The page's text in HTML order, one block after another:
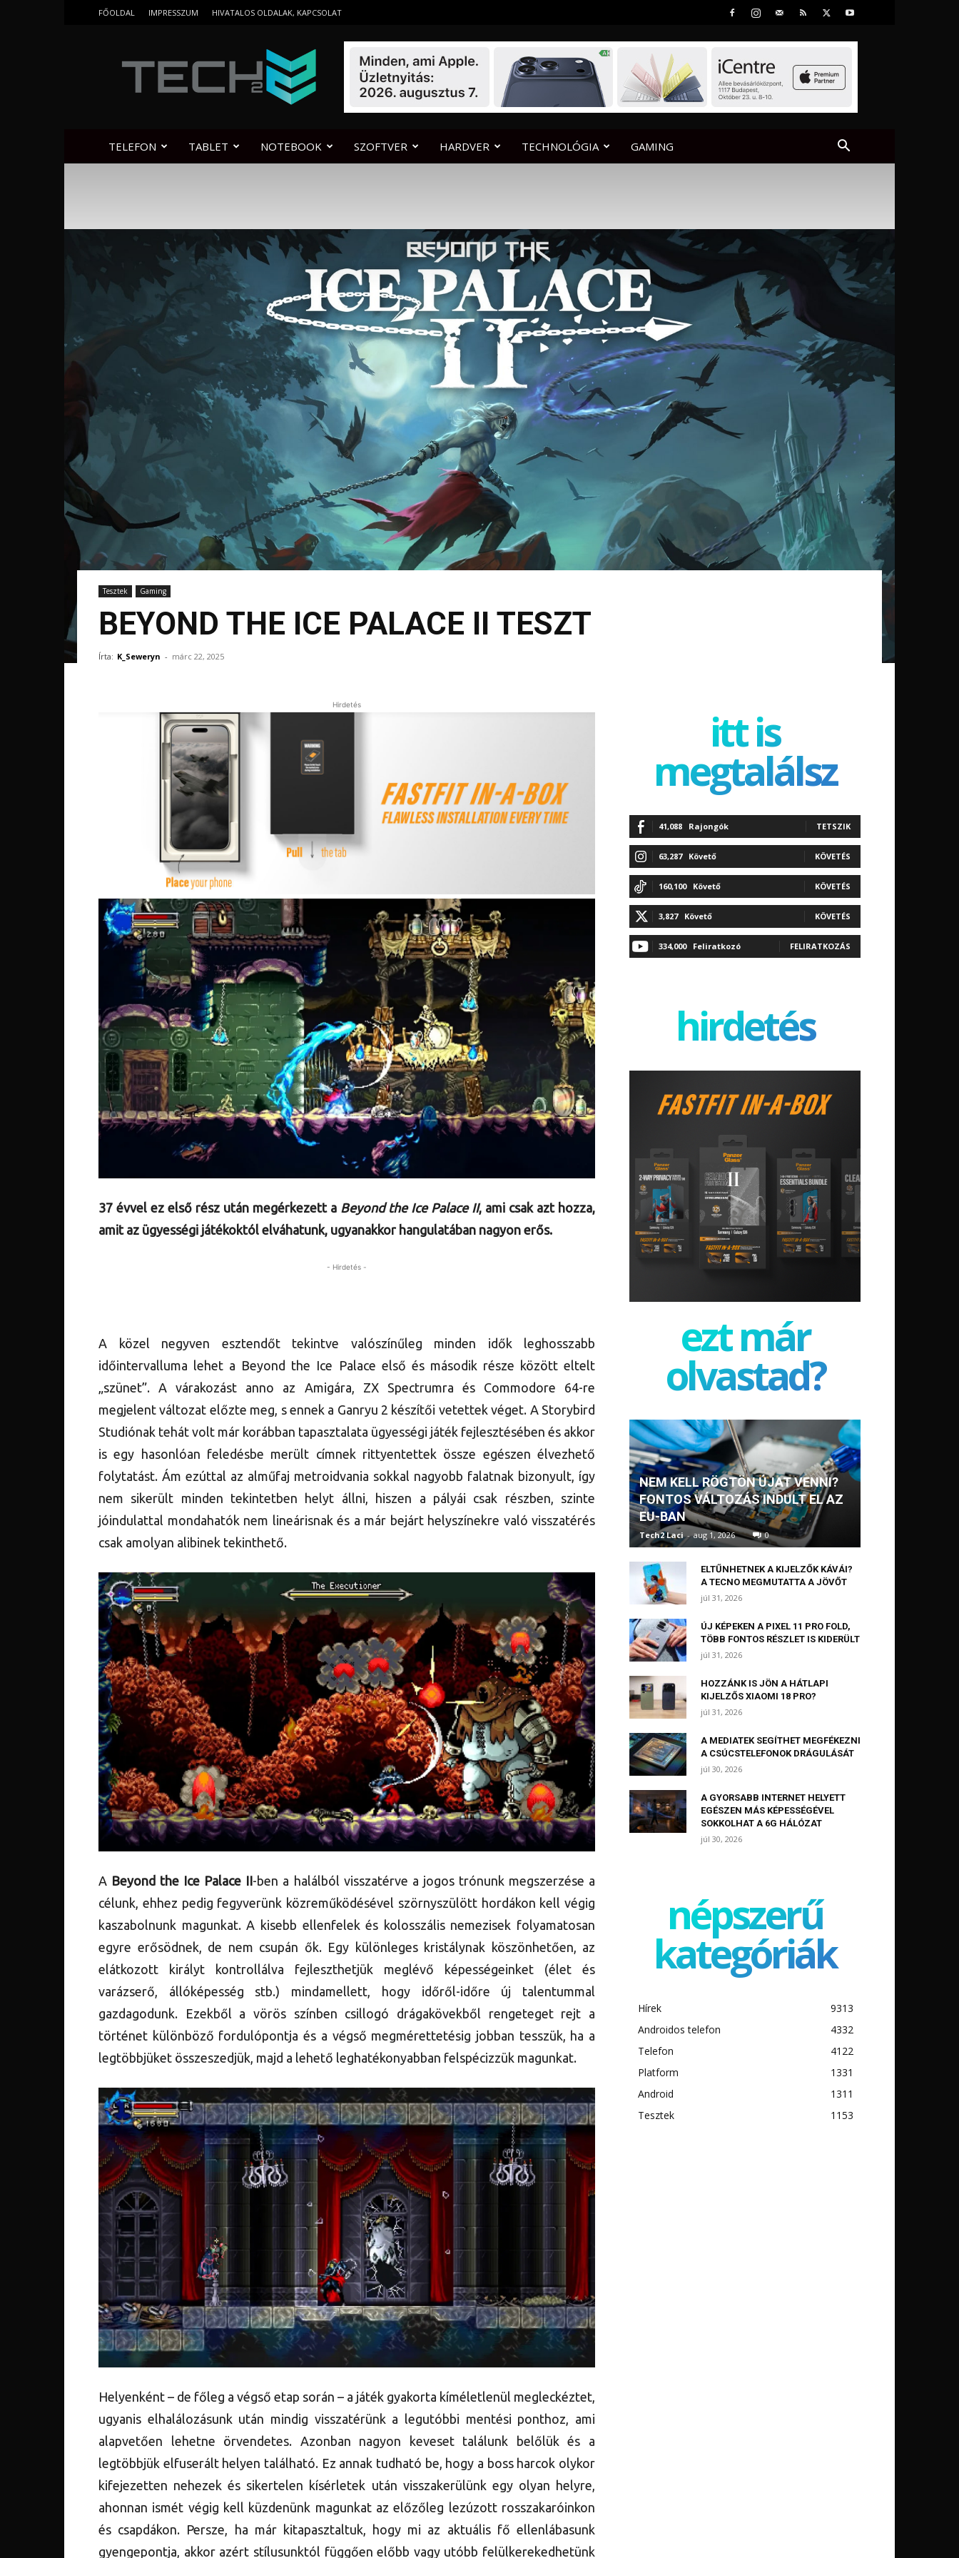
FŐOLDAL IMPRESSZUM HIVATALOS OLDALAK, KAPCSOLAT
TELEFON TABLET NOTEBOOK SZOFTVER HARDVER TECHNOLÓGIA GAMING
Tesztek Gaming
BEYOND THE ICE PALACE II TESZT
Írta: K_Seweryn - márc 22, 2025
Hirdetés
37 évvel ez első rész után megérkezett a Beyond the Ice Palace II, ami csak azt hozza,
amit az ügyességi játékoktól elváhatunk, ugyanakkor hangulatában nagyon erős.
- Hirdetés -
A közel negyven esztendőt tekintve valószínűleg minden idők leghosszabb
időintervalluma lehet a Beyond the Ice Palace első és második része között eltelt
„szünet”. A várakozást anno az Amigára, ZX Spectrumra és Commodore 64-re
megjelent változat előzte meg, s ennek a Ganryu 2 készítői vetettek véget. A Storybird
Studiónak tehát volt már korábban tapasztalata ügyességi játék fejlesztésében és akkor
is egy hasonlóan feledésbe merült címnek rittyentettek össze egészen élvezhető
folytatást. Ám ezúttal az alműfaj metroidvania sokkal nagyobb falatnak bizonyult, így
nem sikerült minden tekintetben helyt állni, hiszen a pályái csak részben, szinte
jóindulattal mondahatók nem lineárisnak és a már bejárt helyszínekre való visszatérés
csak amolyan alibinek tekinthető.
A Beyond the Ice Palace II-ben a halálból visszatérve a jogos trónunk megszerzése a
célunk, ehhez pedig fegyverünk közreműködésével szörnyszülött hordákon kell végig
kaszabolnunk magunkat. A kisebb ellenfelek és kolosszális nemezisek folyamatosan
egyre erősödnek, de nem csupán ők. Egy különleges kristálynak köszönhetően, az
elátkozott királyt kontrollálva fejleszthetjük meglévő képességeinket (élet és
varázserő, állóképesség stb.) mindamellett, hogy időről-időre új talentummal
gazdagodunk. Ezekből a vörös színben csillogó drágakövekből rengeteget rejt a
történet különböző fordulópontja és a végső megmérettetésig jobban tesszük, ha a
legtöbbjüket összeszedjük, majd a lehető leghatékonyabban felspécizzük magunkat.
Helyenként – de főleg a végső etap során – a játék gyakorta kíméletlenül megleckéztet,
ugyanis elhalálozásunk után mindig visszatérünk a legutóbbi mentési ponthoz, ami
alapvetően lehetne örvendetes. Azonban nagyon keveset találunk belőlük és a
legtöbbjük elfuserált helyen található. Ez annak tudható be, hogy a boss harcok olykor
kifejezetten nehezek és sikertelen kísérletek után visszakerülünk egy olyan helyre,
ahonnan ismét végig kell küzdenünk magunkat az előzőleg lezúzott rosszakaróinkon
és csapdákon. Persze, ha már kitapasztaltuk, hogy mi az aktuális fő ellenlábasunk
gyengepontja, akkor azért stílusunktól függően előbb vagy utóbb felülkerekedhetünk
itt is
megtalálsz
41,088 Rajongók TETSZIK
63,287 Követő KÖVETÉS
160,100 Követő KÖVETÉS
3,827 Követő KÖVETÉS
334,000 Feliratkozó FELIRATKOZÁS
hirdetés
ezt már
olvastad?
NEM KELL RÖGTÖN ÚJAT VENNI?
FONTOS VÁLTOZÁS INDULT EL AZ
EU-BAN
Tech2 Laci - aug 1, 2026 0
ELTŰNHETNEK A KIJELZŐK KÁVÁI?
A TECNO MEGMUTATTA A JÖVŐT
júl 31, 2026
ÚJ KÉPEKEN A PIXEL 11 PRO FOLD,
TÖBB FONTOS RÉSZLET IS KIDERÜLT
júl 31, 2026
HOZZÁNK IS JÖN A HÁTLAPI
KIJELZŐS XIAOMI 18 PRO?
júl 31, 2026
A MEDIATEK SEGÍTHET MEGFÉKEZNI
A CSÚCSTELEFONOK DRÁGULÁSÁT
júl 30, 2026
A GYORSABB INTERNET HELYETT
EGÉSZEN MÁS KÉPESSÉGÉVEL
SOKKOLHAT A 6G HÁLÓZAT
júl 30, 2026
népszerű
kategóriák
Hírek
9313
Androidos telefon
4332
Telefon
4122
Platform
1331
Android
1311
Tesztek
1153